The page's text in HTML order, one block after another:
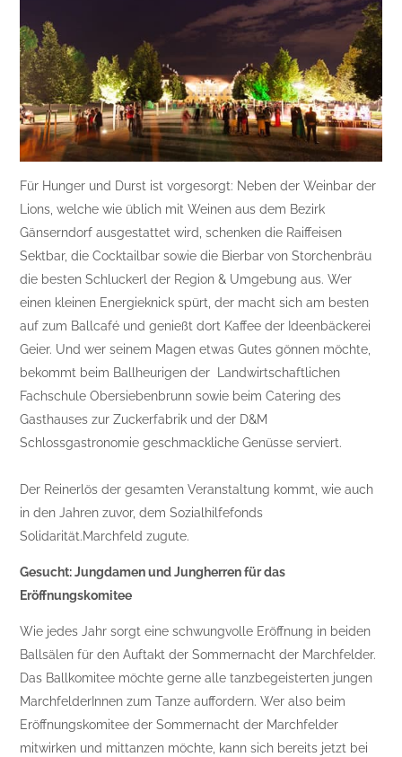
Für Hunger und Durst ist vorgesorgt: Neben der Weinbar der
Lions, welche wie üblich mit Weinen aus dem Bezirk
Gänserndorf ausgestattet wird, schenken die Raiffeisen
Sektbar, die Cocktailbar sowie die Bierbar von Storchenbräu
die besten Schluckerl der Region & Umgebung aus. Wer
einen kleinen Energieknick spürt, der macht sich am besten
auf zum Ballcafé und genießt dort Kaffee der Ideenbäckerei
Geier. Und wer seinem Magen etwas Gutes gönnen möchte,
bekommt beim Ballheurigen der Landwirtschaftlichen
Fachschule Obersiebenbrunn sowie beim Catering des
Gasthauses zur Zuckerfabrik und der D&M
Schlossgastronomie geschmackliche Genüsse serviert.
Der Reinerlös der gesamten Veranstaltung kommt, wie auch
in den Jahren zuvor, dem Sozialhilfefonds
Solidarität.Marchfeld zugute.
Gesucht: Jungdamen und Jungherren für das
Eröffnungskomitee
Wie jedes Jahr sorgt eine schwungvolle Eröffnung in beiden
Ballsälen für den Auftakt der Sommernacht der Marchfelder.
Das Ballkomitee möchte gerne alle tanzbegeisterten jungen
MarchfelderInnen zum Tanze auffordern. Wer also beim
Eröffnungskomitee der Sommernacht der Marchfelder
mitwirken und mittanzen möchte, kann sich bereits jetzt bei